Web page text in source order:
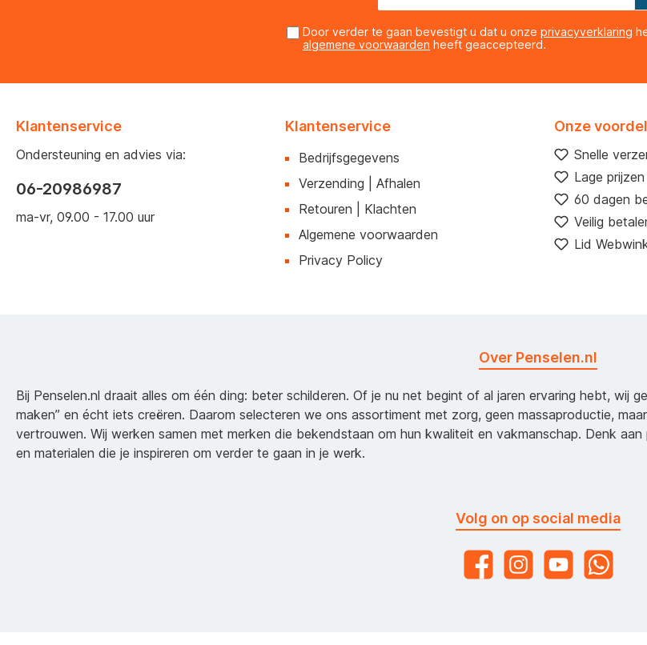
Door verder te gaan bevestigt u dat u onze privacyverklaring
algemene voorwaarden heeft geaccepteerd.
Klantenservice
Ondersteuning en advies via:
06-20986987
ma-vr, 09.00 - 17.00 uur
Klantenservice
Bedrijfsgegevens
Verzending | Afhalen
Retouren | Klachten
Algemene voorwaarden
Privacy Policy
Onze
Snelle
Lage prijzen
60 dagen
Veilig
Lid
Over Penselen.nl
Bij Penselen.nl draait alles om één ding: beter schilderen. Of je nu net begint of al jaren ervaring hebt, wij
maken” en écht iets creëren. Daarom selecteren we ons assortiment met zorg, geen massaproductie,
vertrouwen. Wij werken samen met merken die bekendstaan om hun kwaliteit en vakmanschap. Denk
en materialen die je inspireren om verder te gaan in je werk.
Volg on op social media